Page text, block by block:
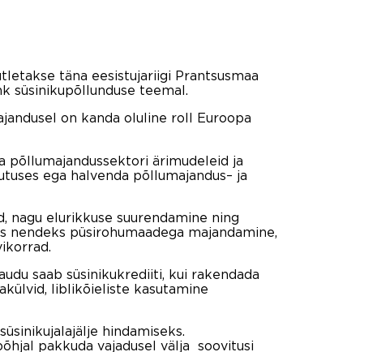
täna eesistujariigi Prantsusmaa
süsinikupõllunduse teemal.
on kanda oluline roll Euroopa
põllumajandussektori ärimudeleid ja
ega halvenda põllumajandus– ja
nagu elurikkuse suurendamine ning
püsirohumaadega majandamine,
saab süsinikukrediiti, kui rakendada
liblikõieliste kasutamine
hindamiseks.
pakkuda vajadusel välja soovitusi